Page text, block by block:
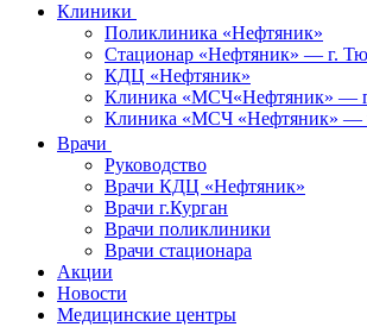
Клиники
Поликлиника «Нефтяник»
Стационар «Нефтяник» — г.
КДЦ «Нефтяник»
Клиника «МСЧ«Нефтяник» —
Клиника «МСЧ «Нефтяник» —
Врачи
Руководство
Врачи КДЦ «Нефтяник»
Врачи г.Курган
Врачи поликлиники
Врачи стационара
Акции
Новости
Медицинские центры